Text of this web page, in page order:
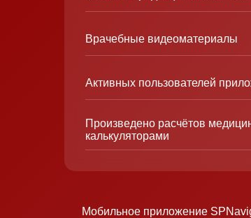
Врачебные видеоматериалы
Активных пользователей
Произведено расчётов
калькуляторами
Мобильное приложение